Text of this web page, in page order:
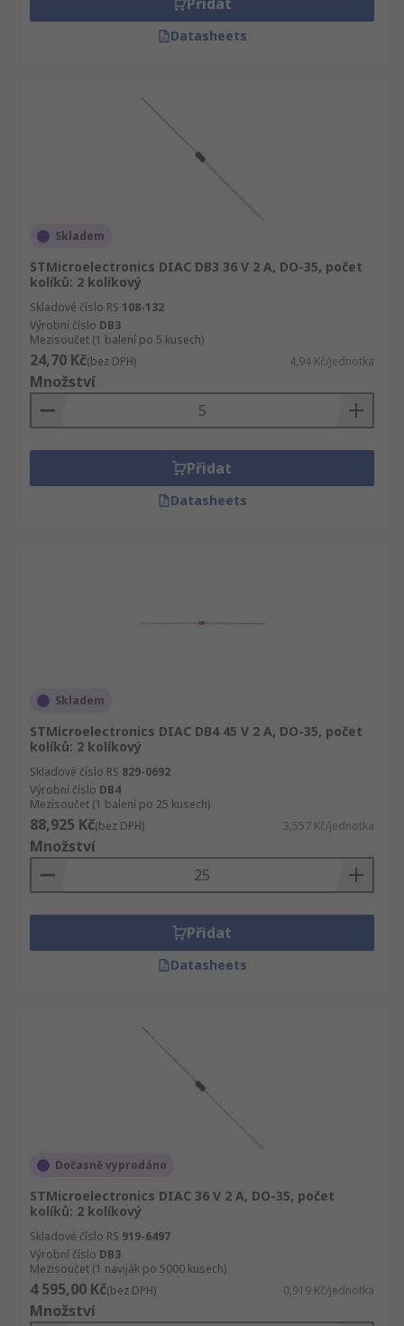
napájení a konektory, dále Diaky, elektrické a
průmyslové výrobky. Prohlédněte si celou
Diskrétní polovodiče.
Datasheets
Skladem
STMicroelectronics DIAC DB3 36 V 2 A, DO-35, počet
kolíků: 2 kolíkový
Skladové číslo RS 108-132
Výrobní číslo DB3
Mezisoučet (1 balení po 5 kusech)
24,70 Kč(bez DPH) 4,94 Kč/jednotka
Množství
Přidat
Datasheets
Skladem
STMicroelectronics DIAC DB4 45 V 2 A, DO-35, počet
kolíků: 2 kolíkový
Skladové číslo RS 829-0692
Výrobní číslo DB4
Mezisoučet (1 balení po 25 kusech)
88,925 Kč(bez DPH) 3,557 Kč/jednotka
Množství
Přidat
Datasheets
Dočasně vyprodáno
STMicroelectronics DIAC 36 V 2 A, DO-35, počet
kolíků: 2 kolíkový
Skladové číslo RS 919-6497
Výrobní číslo DB3
Mezisoučet (1 naviják po 5000 kusech)
4 595,00 Kč(bez DPH) 0,919 Kč/jednotka
Množství